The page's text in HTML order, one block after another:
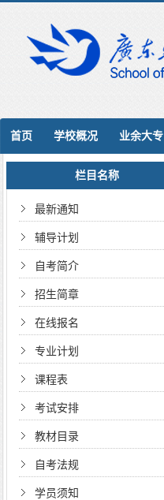
首页 学校概况 业余大专
栏目名称
最新通知
辅导计划
自考简介
招生简章
在线报名
专业计划
课程表
考试安排
教材目录
自考法规
学员须知